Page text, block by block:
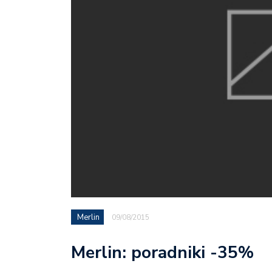
Merlin 09/08/2015
Merlin: poradniki -35%